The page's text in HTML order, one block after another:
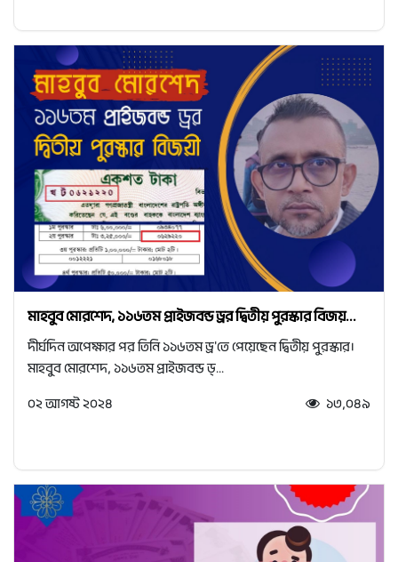
মাহবুব মোরশেদ, ১১৬তম প্রাইজবন্ড ড্রর দ্বিতীয় পুরস্কার বিজয়...
দীর্ঘদিন অপেক্ষার পর তিনি ১১৬তম ড্র'তে পেয়েছেন দ্বিতীয় পুরস্কার।
মাহবুব মোরশেদ, ১১৬তম প্রাইজবন্ড ড্...
০২ আগষ্ট ২০২৪
১৩,০৪৯